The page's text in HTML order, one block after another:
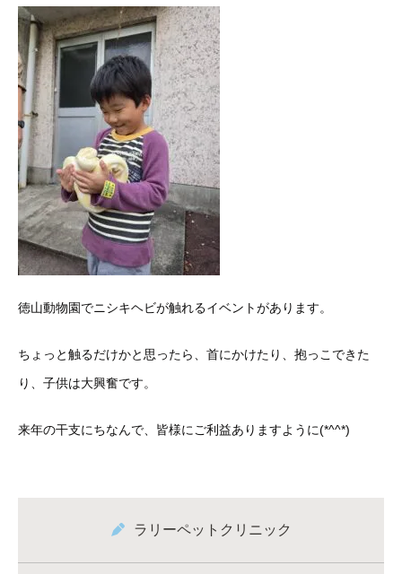
徳山動物園でニシキヘビが触れるイベントがあります。
ちょっと触るだけかと思ったら、首にかけたり、抱っこできた
り、子供は大興奮です。
来年の干支にちなんで、皆様にご利益ありますように(*^^*)
ラリーペットクリニック